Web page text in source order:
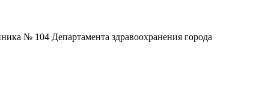
№ 104 Департамента здравоохранения города